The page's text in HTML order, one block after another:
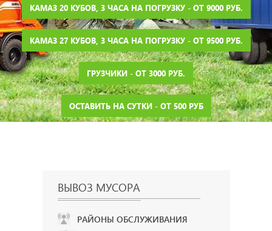
КАМАЗ 20 КУБОВ, 3 ЧАСА НА ПОГРУЗКУ - ОТ 9000 РУБ.
КАМАЗ 27 КУБОВ, 3 ЧАСА НА ПОГРУЗКУ - ОТ 9500 РУБ.
ГРУЗЧИКИ - ОТ 3000 РУБ.
ОСТАВИТЬ НА СУТКИ - ОТ 500 РУБ
ВЫВОЗ МУСОРА
РАЙОНЫ ОБСЛУЖИВАНИЯ